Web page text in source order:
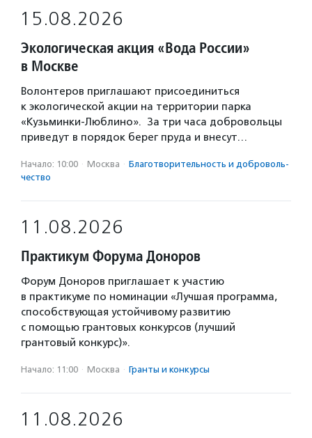
15.08.2026
Экологическая акция «Вода России»
в Москве
Волонтеров приглашают присоединиться
к экологической акции на территории парка
«Кузьминки-Люблино». За три часа добровольцы
приведут в порядок берег пруда и внесут…
Начало: 10:00 · Москва · Благотвори­тель­ность и доброволь­
чест­во
11.08.2026
Практикум Форума Доноров
Форум Доноров приглашает к участию
в практикуме по номинации «Лучшая программа,
способствующая устойчивому развитию
с помощью грантовых конкурсов (лучший
грантовый конкурс)».
Начало: 11:00 · Москва · Гранты и конкурсы
11.08.2026